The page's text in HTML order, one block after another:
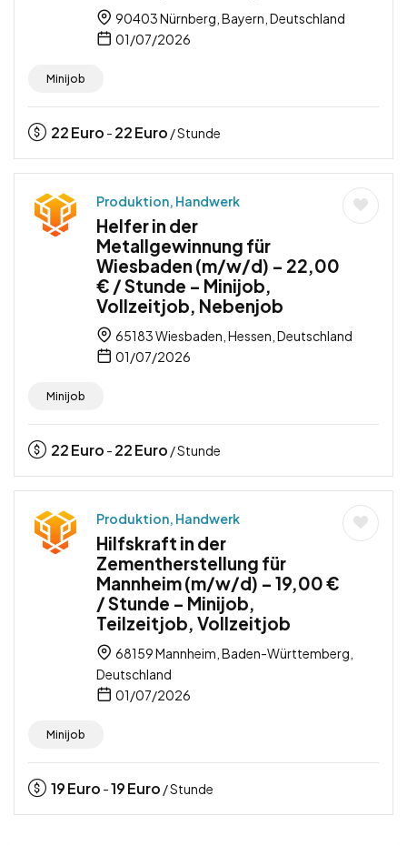
90403 Nürnberg, Bayern, Deutschland
01/07/2026
Minijob
22Euro - 22Euro / Stunde
Produktion, Handwerk
Helfer in der
Metallgewinnung für
Wiesbaden (m/w/d) – 22,00
€ / Stunde – Minijob,
Vollzeitjob, Nebenjob
65183 Wiesbaden, Hessen, Deutschland
01/07/2026
Minijob
22Euro - 22Euro / Stunde
Produktion, Handwerk
Hilfskraft in der
Zementherstellung für
Mannheim (m/w/d) – 19,00 €
/ Stunde – Minijob,
Teilzeitjob, Vollzeitjob
68159 Mannheim, Baden-Württemberg,
Deutschland
01/07/2026
Minijob
19Euro -19Euro / Stunde